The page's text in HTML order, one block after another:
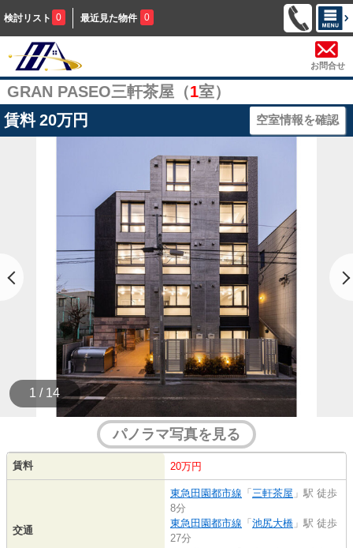
検討リスト 0 最近見た物件 0
お問合せ
GRAN PASEO三軒茶屋（1室）
賃料 20万円 空室情報を確認
1 / 14
パノラマ写真を見る
賃料 20万円
交通
東急田園都市線 「 三軒茶屋 」駅 徒歩
8分
東急田園都市線 「 池尻大橋 」駅 徒歩
27分